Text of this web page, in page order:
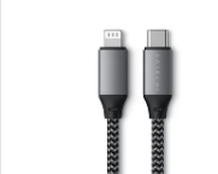
Abecedně